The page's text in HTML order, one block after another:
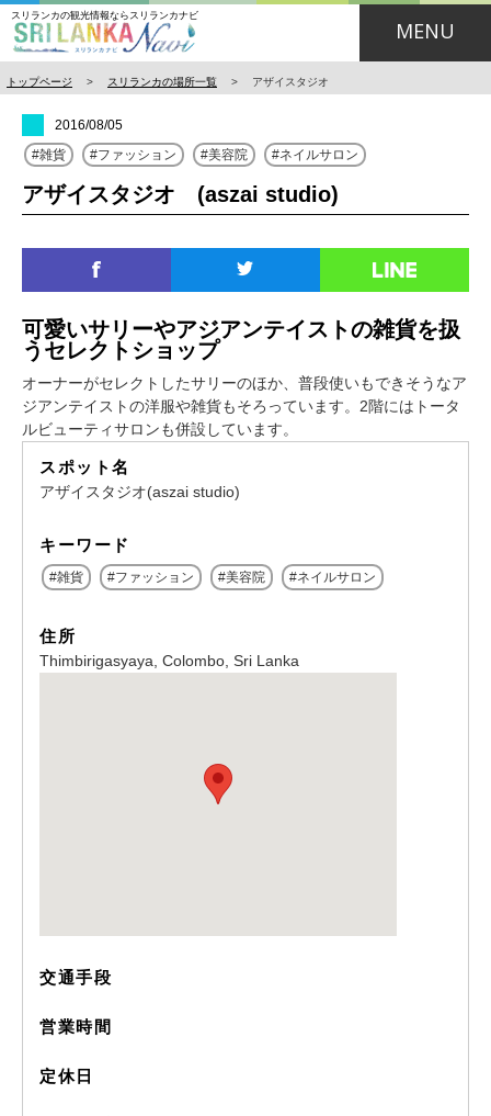
スリランカの観光情報ならスリランカナビ
MENU
トップページ > スリランカの場所一覧 > アザイスタジオ
2016/08/05
雑貨
ファッション 美容院 ネイルサロン
アザイスタジオ (aszai studio)
可愛いサリーやアジアンテイストの雑貨を扱
うセレクトショップ
オーナーがセレクトしたサリーのほか、普段使いもできそうなア
ジアンテイストの洋服や雑貨もそろっています。2階にはトータ
ルビューティサロンも併設しています。
スポット名
アザイスタジオ(aszai studio)
キーワード
雑貨 ファッション 美容院 ネイルサロン
住所
Thimbirigasyaya, Colombo, Sri Lanka
交通手段
営業時間
定休日